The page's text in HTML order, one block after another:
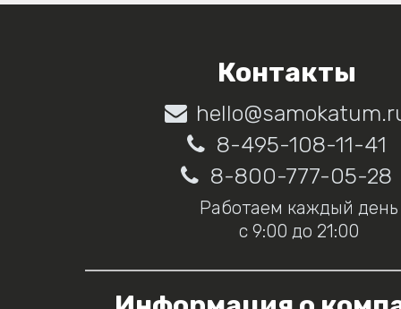
Контакты
8-495-108-11-41
8-800-777-05-28
Работаем каждый день
с 9:00 до 21:00